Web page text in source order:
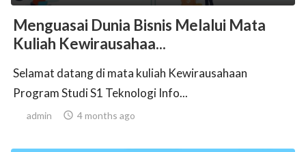
Menguasai Dunia Bisnis Melalui Mata
Kuliah Kewirausahaa...
Selamat datang di mata kuliah Kewirausahaan
Program Studi S1 Teknologi Info...
admin  4 months ago